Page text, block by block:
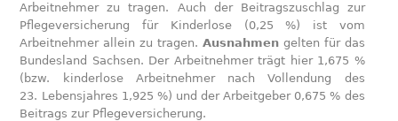
Arbeitnehmer zu tragen. Auch der Beitragszuschlag zur
Pflegeversicherung für Kinderlose (0,25 %) ist vom
Arbeitnehmer allein zu tragen. Ausnahmengelten für das
Bundesland Sachsen. Der Arbeitnehmer trägt hier 1,675 %
(bzw. kinderlose Arbeitnehmer nach Vollendung des
23. Lebensjahres 1,925 %) und der Arbeitgeber 0,675 % des
Beitrags zur Pflegeversicherung.